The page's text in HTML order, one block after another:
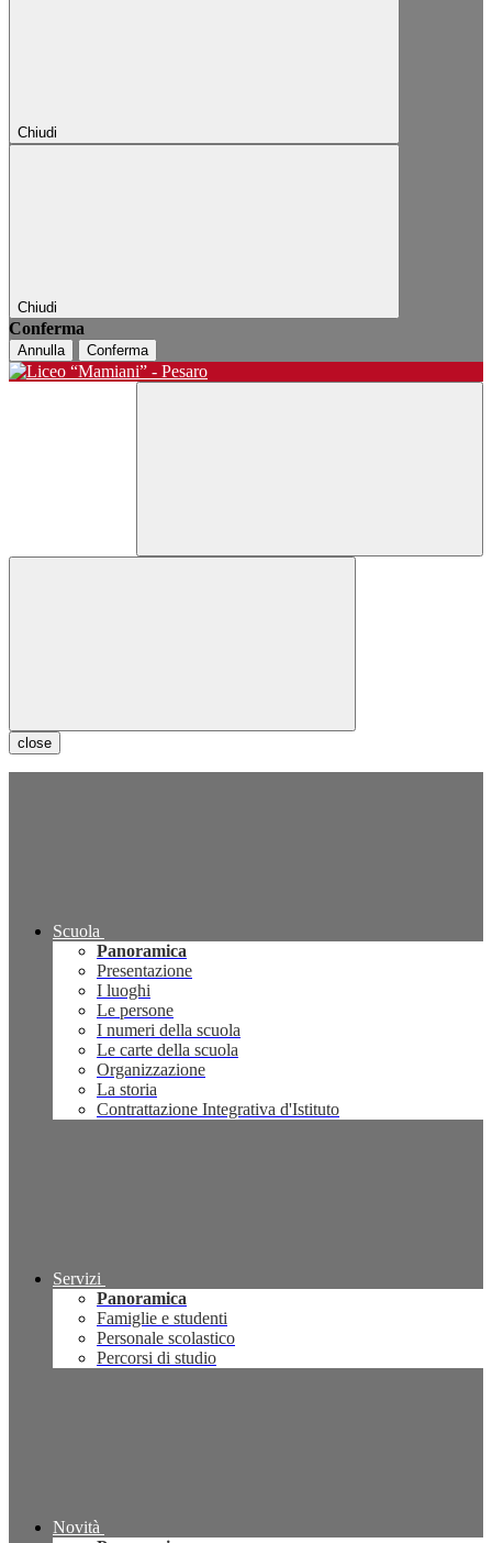
Chiudi
Chiudi
Conferma
Annulla Conferma
close
Scuola
Panoramica
Presentazione
I luoghi
Le persone
I numeri della scuola
Le carte della scuola
Organizzazione
La storia
Contrattazione Integrativa d'Istituto
Servizi
Panoramica
Famiglie e studenti
Personale scolastico
Percorsi di studio
Novità